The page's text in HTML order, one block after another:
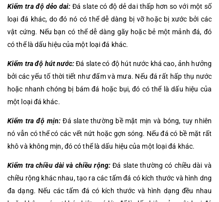
Kiểm tra độ dẻo dai: Đá slate có độ dẻ dai thấp hơn so với một số
loại đá khác, do đó nó có thể dễ dàng bị vỡ hoặc bị xước bởi các
vật cứng. Nếu bạn có thể dễ dàng gãy hoặc bẻ một mảnh đá, đó
có thể là dấu hiệu của một loại đá khác.
Kiểm tra độ hút nước:Đá slate có độ hút nước khá cao, ảnh hưởng
bởi các yếu tố thời tiết như đẩm và mưa. Nếu đá rất hấp thụ nước
hoặc nhanh chóng bị bám đá hoặc bụi, đó có thể là dấu hiệu của
một loại đá khác.
Kiểm tra độ mịn:Đá slate thường bề mặt mịn và bóng, tuy nhiên
nó vẫn có thể có các vết nứt hoặc gợn sóng. Nếu đá có bề mặt rất
khô và không mịn, đó có thể là dấu hiệu của một loại đá khác.
Kiểm tra chiều dài và chiều rộng: Đá slate thường có chiều dài và
chiều rộng khác nhau, tạo ra các tấm đá có kích thước và hình dng
đa dạng. Nếu các tấm đá có kích thước và hình dạng đều nhau